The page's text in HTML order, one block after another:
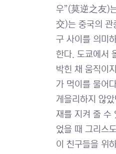
우”(莫逆之友)
交)는 중국의 관
구 사이를 의미
한다. 도쿄에서
박힌 채 움직이
가 먹이를 물어
게을리하지 않
재를 지켜 줄 수
었을 때 그리스
이 친구들을 위